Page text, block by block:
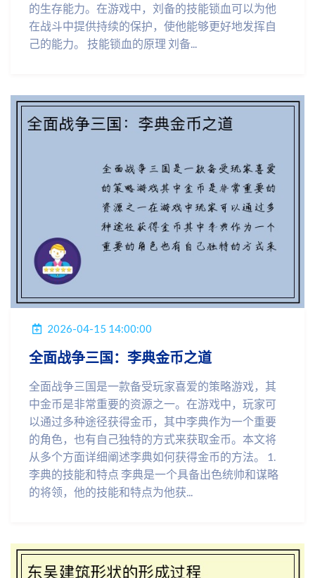
的生存能力。在游戏中，刘备的技能锁血可以为他
在战斗中提供持续的保护，使他能够更好地发挥自
己的能力。 技能锁血的原理 刘备...
2026-04-15 14:00:00
全面战争三国：李典金币之道
全面战争三国是一款备受玩家喜爱的策略游戏，其
中金币是非常重要的资源之一。在游戏中，玩家可
以通过多种途径获得金币，其中李典作为一个重要
的角色，也有自己独特的方式来获取金币。本文将
从多个方面详细阐述李典如何获得金币的方法。 1.
李典的技能和特点 李典是一个具备出色统帅和谋略
的将领，他的技能和特点为他获...